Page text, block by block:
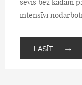
intensīvi
LASĪT →